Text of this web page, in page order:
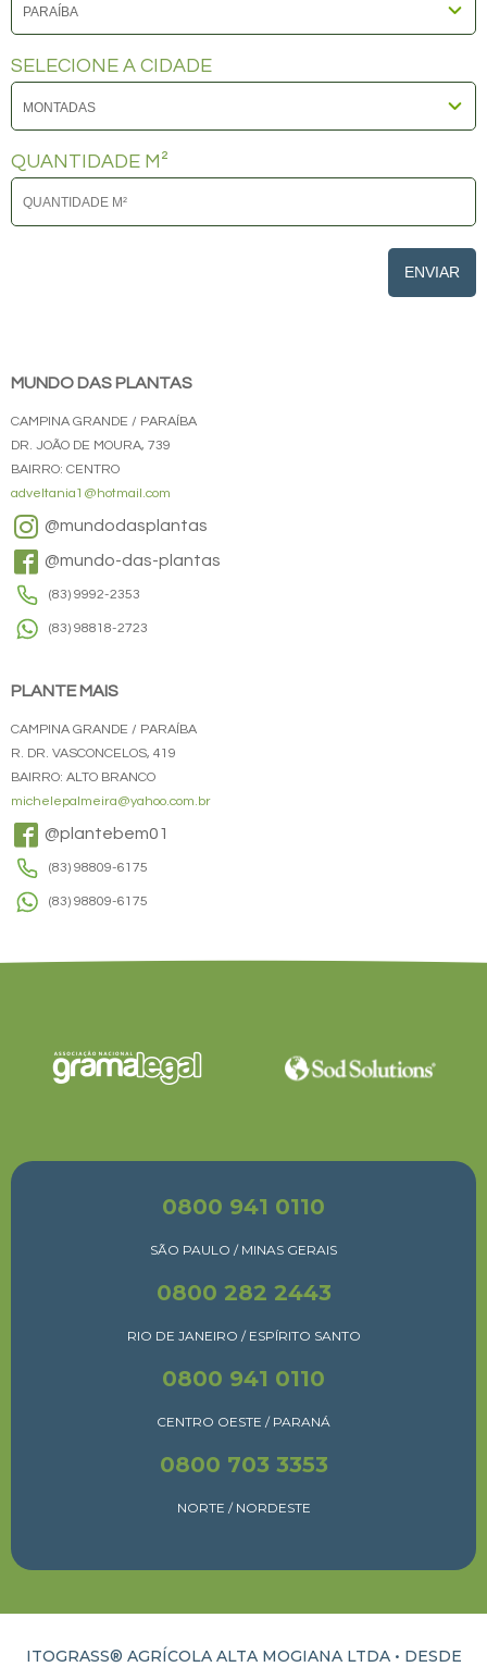
SELECIONE A CIDADE
QUANTIDADE M²
ENVIAR
MUNDO DAS PLANTAS
CAMPINA GRANDE / PARAÍBA
DR. JOÃO DE MOURA, 739
BAIRRO: CENTRO
adveltania1@hotmail.com
@mundodasplantas
@mundo-das-plantas
(83) 9992-2353
(83) 98818-2723
PLANTE MAIS
CAMPINA GRANDE / PARAÍBA
R. DR. VASCONCELOS, 419
BAIRRO: ALTO BRANCO
michelepalmeira@yahoo.com.br
@plantebem01
(83) 98809-6175
(83) 98809-6175
0800 941 0110
SÃO PAULO / MINAS GERAIS
0800 282 2443
RIO DE JANEIRO / ESPÍRITO SANTO
0800 941 0110
CENTRO OESTE / PARANÁ
0800 703 3353
NORTE / NORDESTE
ITOGRASS® AGRÍCOLA ALTA MOGIANA LTDA • DESDE